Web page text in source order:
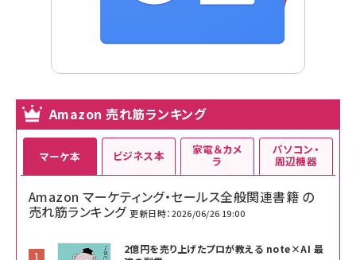
Amazon 売れ筋ランキング
マーケ本
Amazon マーケティング・セールス全般関連書籍 の
売れ筋ランキング 更新日時：2026/06/26 19:00
2億円を売り上げたプロが教える note×AI 最
ビジネス本 家電＆カメ
ラ
パソコン・
周辺機器